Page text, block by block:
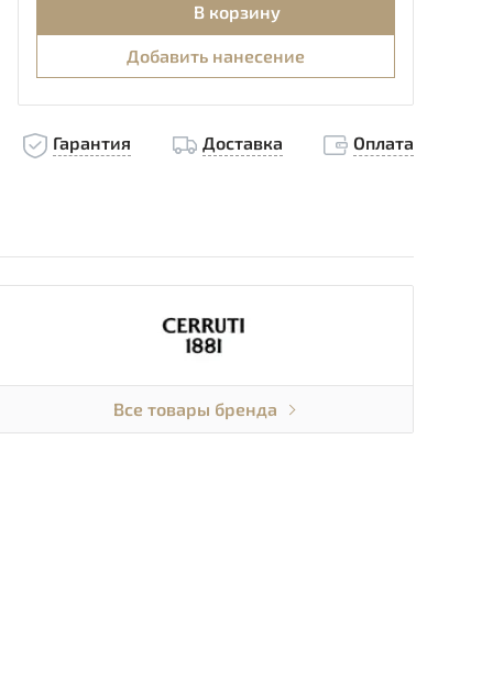
В корзину
Добавить нанесение
Гарантия Доставка Оплата
Все товары бренда